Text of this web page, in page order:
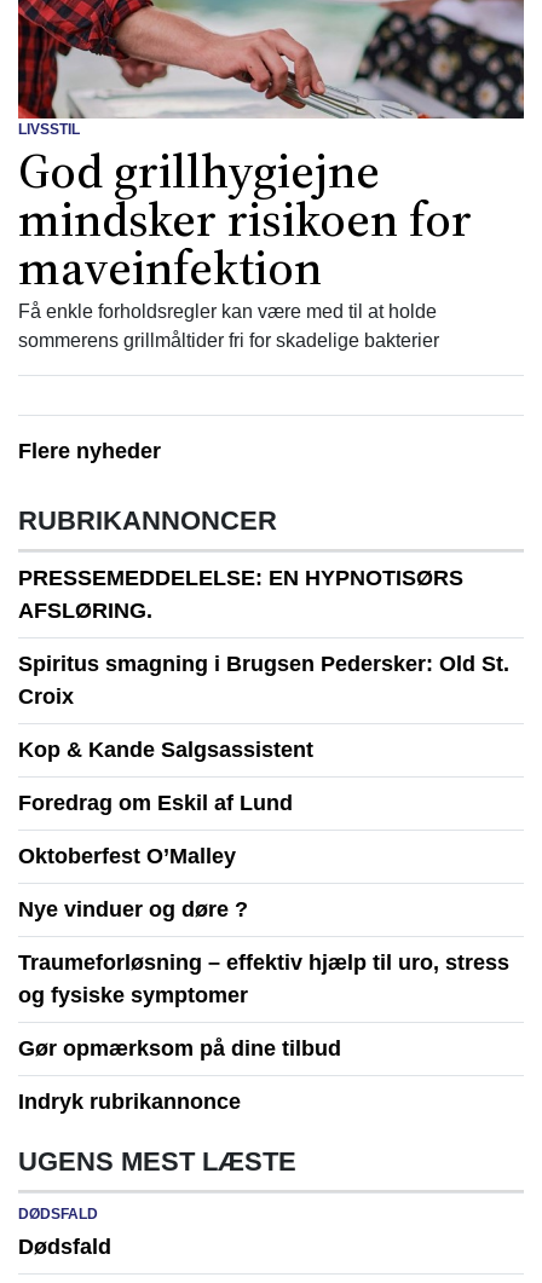
LIVSSTIL
God grillhygiejne
mindsker risikoen for
maveinfektion
Få enkle forholdsregler kan være med til at holde
sommerens grillmåltider fri for skadelige bakterier
Flere nyheder
RUBRIKANNONCER
PRESSEMEDDELELSE: EN HYPNOTISØRS
AFSLØRING.
Spiritus smagning i Brugsen Pedersker: Old St.
Croix
Kop & Kande Salgsassistent
Foredrag om Eskil af Lund
Oktoberfest O’Malley
Nye vinduer og døre ?
Traumeforløsning – effektiv hjælp til uro, stress
og fysiske symptomer
Gør opmærksom på dine tilbud
Indryk rubrikannonce
UGENS MEST LÆSTE
DØDSFALD
Dødsfald